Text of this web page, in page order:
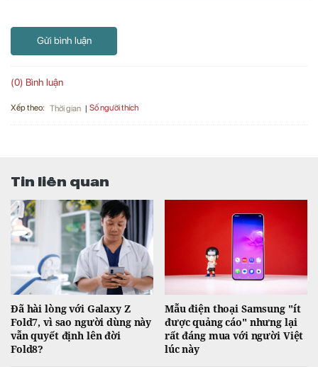
Gửi bình luận
(0) Bình luận
Xếp theo: Thời gian Số người thích
Tin liên quan
Đã hài lòng với Galaxy Z
Fold7, vì sao người dùng này
vẫn quyết định lên đời
Fold8?
Mẫu điện thoại Samsung "ít
được quảng cáo" nhưng lại
rất đáng mua với người Việt
lúc này